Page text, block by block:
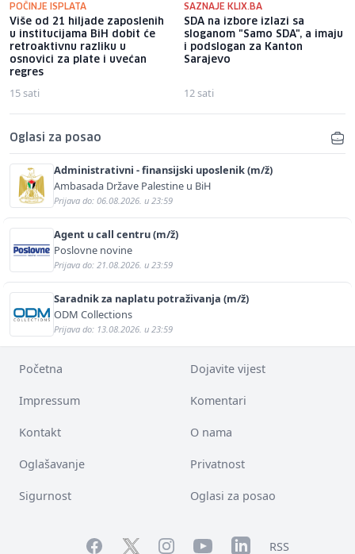
POČINJE ISPLATA
Više od 21 hiljade zaposlenih
u institucijama BiH dobit će
retroaktivnu razliku u
osnovici za plate i uvećan
regres
15 sati
SAZNAJE KLIX.BA
SDA na izbore izlazi sa
sloganom "Samo SDA", a imaju
i podslogan za Kanton
Sarajevo
12 sati
Oglasi za posao
Administrativni - finansijski uposlenik (m/ž)
Ambasada Države Palestine u BiH
Prijava do: 06.08.2026. u 23:59
Agent u call centru (m/ž)
Poslovne novine
Prijava do: 21.08.2026. u 23:59
Saradnik za naplatu potraživanja (m/ž)
ODM Collections
Prijava do: 13.08.2026. u 23:59
Početna Dojavite vijest
Impressum Komentari
Kontakt O nama
Oglašavanje Privatnost
Sigurnost Oglasi za posao
FacebookTwitterInstagramYouTubeLinkedInRSS